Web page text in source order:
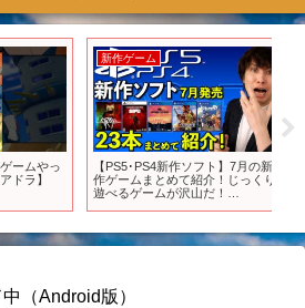
やっ
】
新作ゲーム
【PS5･PS4新作ソフト】7月の新
作ゲームまとめて紹介！じっくり
遊べるゲームが沢山だ！
（Android版）